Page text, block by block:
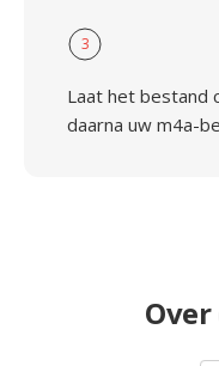
3
Laat het bestand
daarna uw m4a-